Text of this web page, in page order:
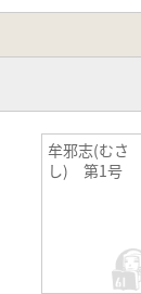
牟邪志(むさ
し) 第1号